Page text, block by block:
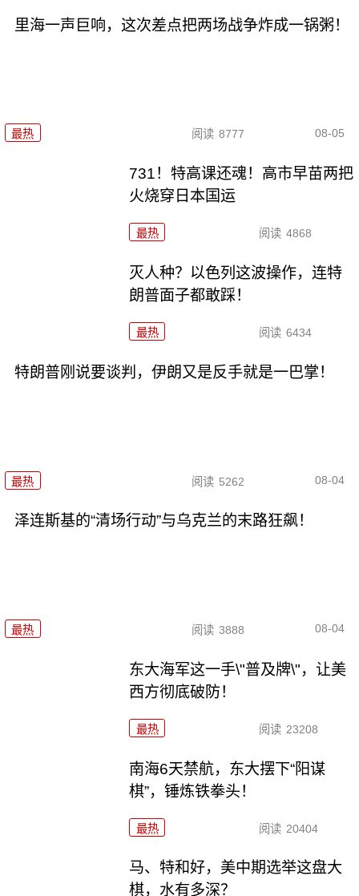
里海一声巨响，这次差点把两场战争炸成一锅粥！
最热 阅读 8777 08-05
731！特高课还魂！高市早苗两把
火烧穿日本国运
最热 阅读 4868
灭人种？以色列这波操作，连特
朗普面子都敢踩！
最热 阅读 6434
特朗普刚说要谈判，伊朗又是反手就是一巴掌！
最热 阅读 5262 08-04
泽连斯基的“清场行动”与乌克兰的末路狂飙！
最热 阅读 3888 08-04
东大海军这一手\"普及牌\"，让美
西方彻底破防！
最热 阅读 23208
南海6天禁航，东大摆下“阳谋
棋”，锤炼铁拳头！
最热 阅读 20404
马、特和好，美中期选举这盘大
棋，水有多深？